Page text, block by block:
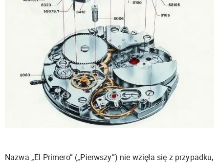
Nazwa „El Primero” („Pierwszy”) nie wzięła się z przypadku,